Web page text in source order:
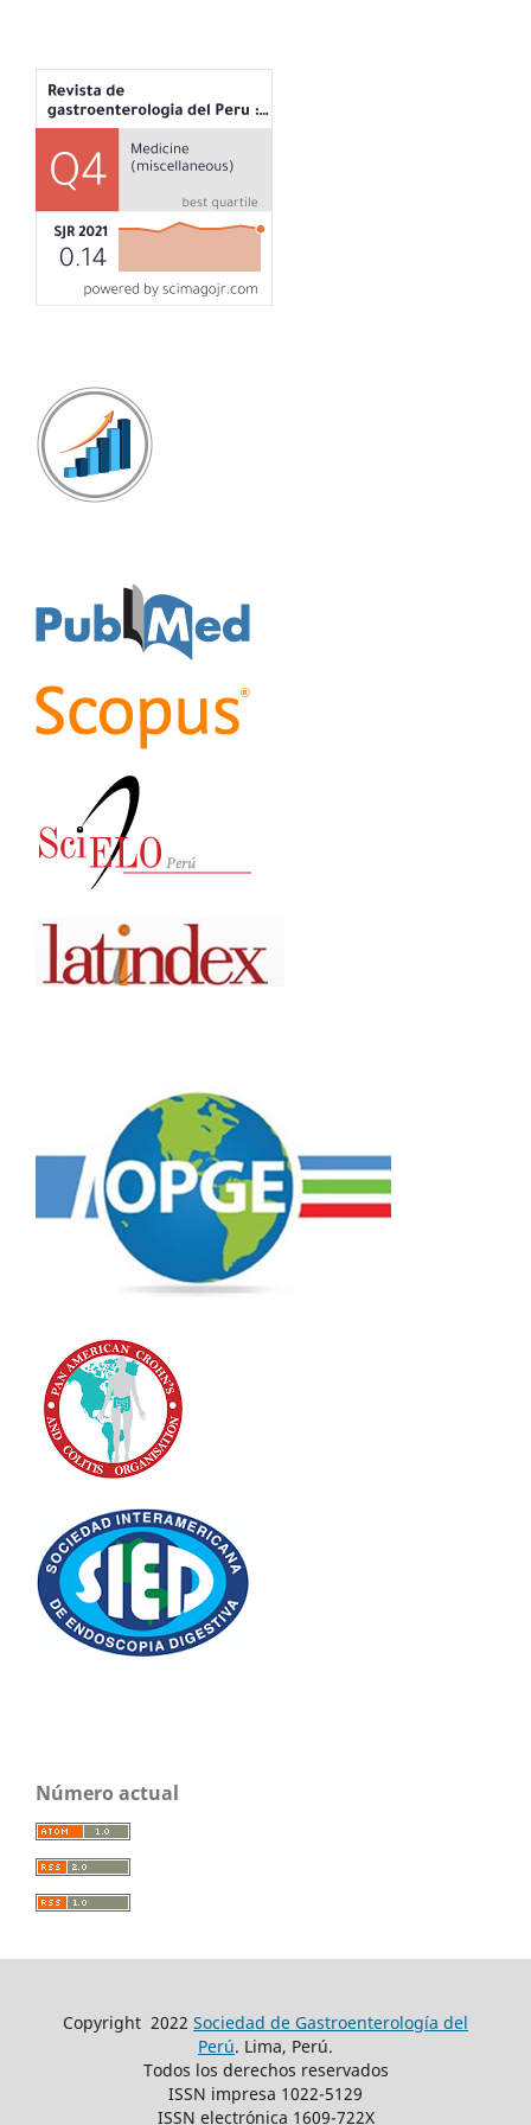
Número actual
Copyright 2022 Sociedad de Gastroenterología del
Perú. Lima, Perú.
Todos los derechos reservados
ISSN impresa 1022-5129
ISSN electrónica 1609-722X